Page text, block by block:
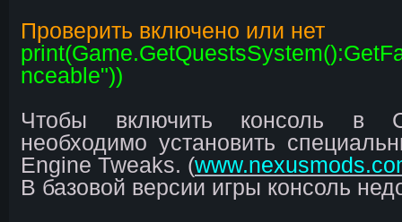
Проверить включено или нет
nceable"))
Чтобы включить консоль в
необходимо установить
Engine Tweaks. (
В базовой версии игры консоль